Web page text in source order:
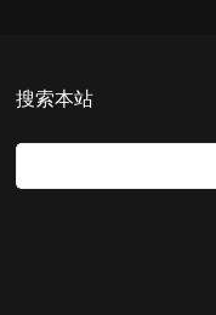
搜索本站